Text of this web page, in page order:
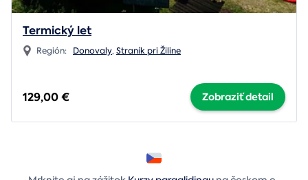
Termický let
Región: Donovaly,Straník pri Žiline
129,00 € Zobraziť detail